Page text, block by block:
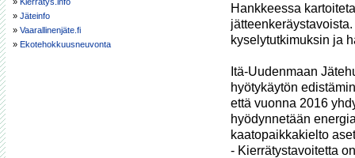
» Jäteinfo
» Vaarallinenjäte.fi
» Ekotehokkuusneuvonta
Hankkeessa
kyselytutkimuksin ja
Itä-Uudenmaan
hyötykäytön
että vuonna 2016
hyödynnetään
kaatopaikkakielto
- Kierrätystavoitetta